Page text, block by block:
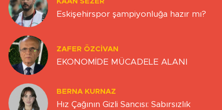
Eskişehirspor şampiyonluğa hazır mı?
ZAFER ÖZCIVAN
EKONOMİDE MÜCADELE ALANI
BERNA KURNAZ
Hız Çağının Gizli Sancısı: Sabırsızlık